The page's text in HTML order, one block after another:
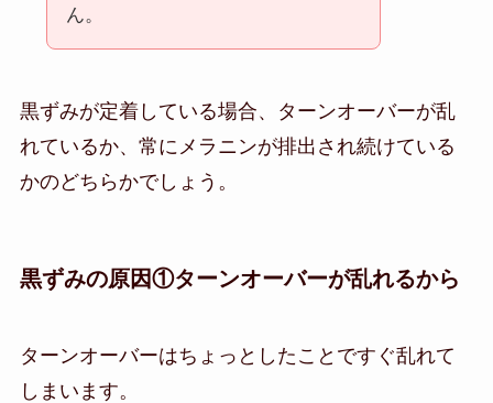
ん。
黒ずみが定着している場合、ターンオーバーが乱
れているか、常にメラニンが排出され続けている
かのどちらかでしょう。
黒ずみの原因①ターンオーバーが乱れるから
ターンオーバーはちょっとしたことですぐ乱れて
しまいます。